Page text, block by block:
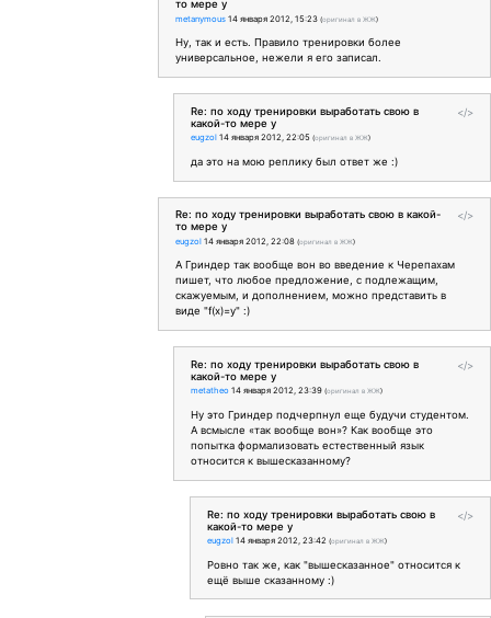
то мере у
metanymous 14 января 2012, 15:23 (оригинал в ЖЖ)
Ну, так и есть. Правило тренировки более
универсальное, нежели я его записал.
</>
Re: по ходу тренировки выработать свою в
какой-то мере у
eugzol 14 января 2012, 22:05 (оригинал в ЖЖ)
да это на мою реплику был ответ же :)
</>
Re: по ходу тренировки выработать свою в какой-
то мере у
eugzol 14 января 2012, 22:08 (оригинал в ЖЖ)
А Гриндер так вообще вон во введение к Черепахам
пишет, что любое предложение, с подлежащим,
скажуемым, и дополнением, можно представить в
виде "f(x)=y" :)
</>
Re: по ходу тренировки выработать свою в
какой-то мере у
metatheo 14 января 2012, 23:39 (оригинал в ЖЖ)
Ну это Гриндер подчерпнул еще будучи студентом.
А всмысле «так вообще вон»? Как вообще это
попытка формализовать естественный язык
относится к вышесказанному?
</>
Re: по ходу тренировки выработать свою в
какой-то мере у
eugzol 14 января 2012, 23:42 (оригинал в ЖЖ)
Ровно так же, как "вышесказанное" относится к
ещё выше сказанному :)